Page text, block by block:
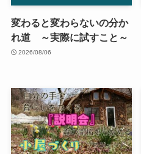
変わると変わらないの分か
れ道 ～実際に試すこと～
2026/08/06